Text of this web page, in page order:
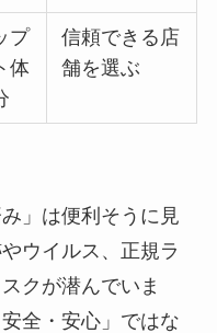
プ
体
信頼できる店
舗を選ぶ
」は便利そうに見
ウイルス、正規ラ
クが潜んでいま
全・安心」ではな